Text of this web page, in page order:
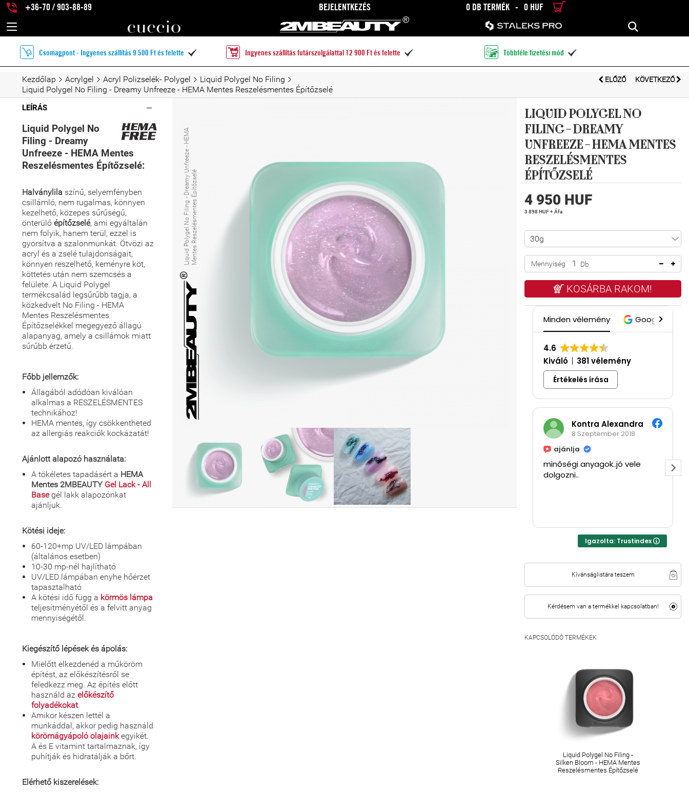
+36-70 / 903-88-89 BEJELENTKEZÉS 0 DB TERMÉK - 0 HUF
RÉSZLETES KERESÉS KERESÉS
Csomagpont - Ingyenes szállítás 9 500 Ft és felette  Ingyenes szállítás futárszolgálattal 12 900 Ft és felette  Többféle fizetési mód 
Kezdőlap Acrylgel Acryl Polizselék- Polygel
Liquid Polygel No Filing
Liquid Polygel No Filing - Dreamy Unfreeze - HEMA Mentes Reszelésmentes Építőzselé
ELŐZŐ KÖVETKEZŐ
LEÍRÁS
Liquid Polygel No
Filing - Dreamy
Unfreeze - HEMA Mentes
Reszelésmentes Építőzselé:
Halványlila színű, selyemfényben
csillámló, nem rugalmas, könnyen
kezelhető, közepes sűrűségű,
önterülő építőzselé, ami egyáltalán
nem folyik, hanem terül, ezzel is
gyorsítva a szalonmunkát. Ötvözi az
acryl és a zselé tulajdonságait,
könnyen reszelhető, keményre köt,
köttetés után nem szemcsés a
felülete. A Liquid Polygel
termékcsalád legsűrűbb tagja, a
közkedvelt No Filing - HEMA
Mentes Reszelésmentes
Építőzselékkel megegyező állagú
alapanyag, amely a csillámok miatt
sűrűbb érzetű.
Főbb jellemzők:
Állagából adódóan kiválóan
alkalmas a RESZELÉSMENTES
technikához!
HEMA mentes, így csökkentheted
az allergiás reakciók kockázatát!
Ajánlott alapozó használata:
A tökéletes tapadásért a HEMA
Mentes 2MBEAUTY Gel Lack - All
Basegél lakk alapozónkat
ajánljuk.
Kötési ideje:
60-120+mp UV/LED lámpában
(általános esetben)
10-30 mp-nél hajlítható
UV/LED lámpában enyhe hőérzet
tapasztalható
A kötési idő függ a körmös lámpa
teljesítményétől és a felvitt anyag
mennyiségétől.
Kiegészítő lépések és ápolás:
Mielőtt elkezdenéd a műköröm
építést, az előkészítésről se
feledkezz meg. Az építés előtt
használd az előkészítő
folyadékokat.
Amikor készen lettél a
munkáddal, akkor pedig használd
körömágyápoló olajainkegyikét.
A és E vitamint tartalmaznak, így
puhítják és hidratálják a bőrt.
Elérhető kiszerelések:
L
i
q
u
i
d
P
o
l
y
g
e
l
N
o
F
i
l
i
n
g
-
D
r
e
a
m
yU
n
f
r
e
e
z
e
-
H
E
M
A
M
e
n
t
e
s
R
e
s
z
e
l
é
s
m
e
n
t
e
s
É
p
í
t
ő
z
s
e
lé
LIQUID POLYGEL NO
FILING - DREAMY
UNFREEZE - HEMA MENTES
RESZELÉSMENTES
ÉPÍTŐZSELÉ
4 950 HUF
3 898 HUF + Áfa
Mennyiség Db
KOSÁRBA RAKOM!
Minden vélemény Google
4.6
Kiváló
381 vélemény
Értékelés írása
Kontra Alexandra
8 Szeptember 2018
ajánlja
minőségi anyagok..jó vele
dolgozni..
Igazolta: Trustindex
Kívánságlistára teszem
Kérdésem van a termékkel kapcsolatban!
KAPCSOLÓDÓ TERMÉKEK
Liquid Polygel No Filing -
Silken Bloom - HEMA Mentes
Reszelésmentes Építőzselé